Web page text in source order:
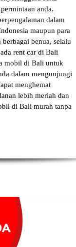
anda.
dalam
maupun para
benua, selalu
rent car di Bali
mobil di Bali untuk
dalam mengunjungi
menghemat
lebih meriah dan
di Bali murah tanpa